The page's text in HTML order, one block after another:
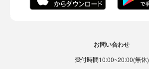
お問い合わせ
受付時間10:00~20:00(無休)